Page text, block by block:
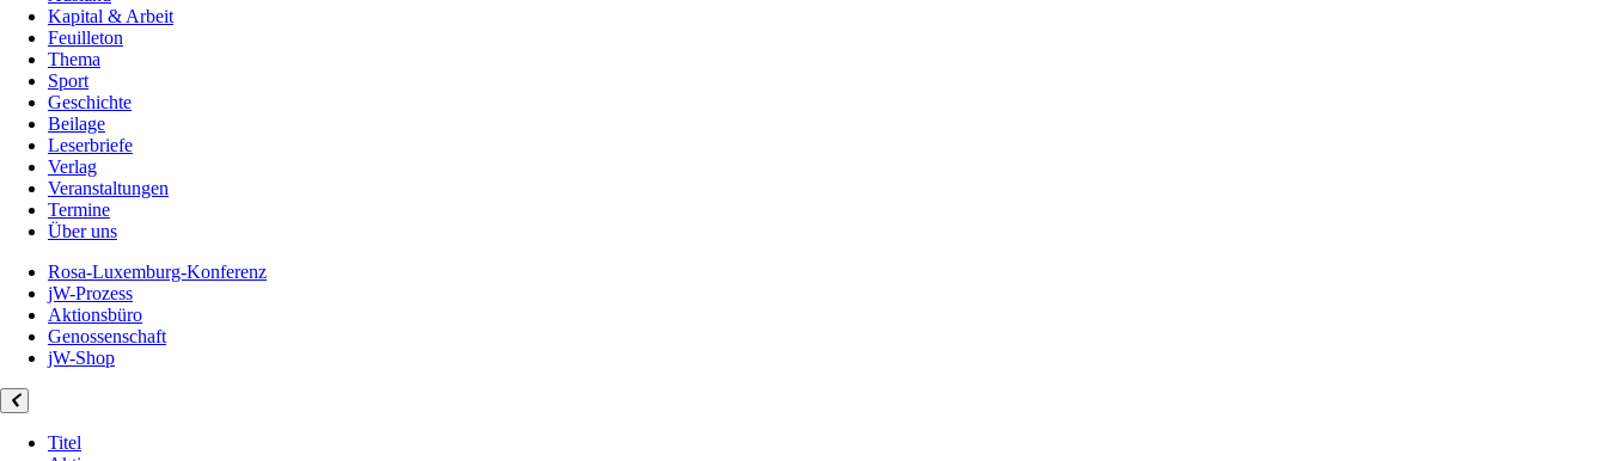
Kapital & Arbeit
Feuilleton
Thema
Sport
Geschichte
Beilage
Leserbriefe
Verlag
Veranstaltungen
Termine
Über uns
Rosa-Luxemburg-Konferenz
jW-Prozess
Aktionsbüro
Genossenschaft
jW-Shop
Titel